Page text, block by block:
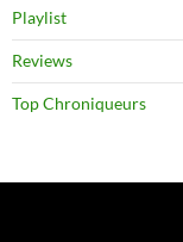
Playlist
Reviews
Top Chroniqueurs